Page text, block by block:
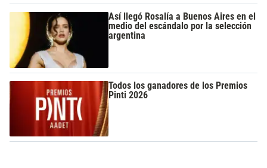
Así llegó Rosalía a Buenos Aires en el
medio del escándalo por la selección
argentina
Todos los ganadores de los Premios
Pinti 2026